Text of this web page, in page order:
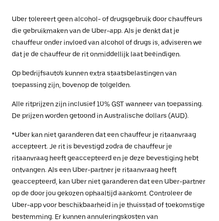
Uber tolereert geen alcohol- of drugsgebruik door chauffeurs
die gebruikmaken van de Uber-app. Als je denkt dat je
chauffeur onder invloed van alcohol of drugs is, adviseren we
dat je de chauffeur de rit onmiddellijk laat beëindigen.
Op bedrijfsauto's kunnen extra staatsbelastingen van
toepassing zijn, bovenop de tolgelden.
Alle ritprijzen zijn inclusief 10% GST wanneer van toepassing.
De prijzen worden getoond in Australische dollars (AUD).
*Uber kan niet garanderen dat een chauffeur je ritaanvraag
accepteert. Je rit is bevestigd zodra de chauffeur je
ritaanvraag heeft geaccepteerd en je deze bevestiging hebt
ontvangen. Als een Uber-partner je ritaanvraag heeft
geaccepteerd, kan Uber niet garanderen dat een Uber-partner
op de door jou gekozen ophaaltijd aankomt. Controleer de
Uber-app voor beschikbaarheid in je thuisstad of toekomstige
bestemming. Er kunnen annuleringskosten van